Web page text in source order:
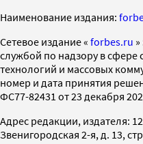
Наименование издания:
Cетевое издание « forbes.ru
службой по надзору в
технологий и массовых
номер и дата принятия
ФС77-82431 от 23 декабря
Адрес редакции, издателя:
Звенигородская 2-я, д. 13,